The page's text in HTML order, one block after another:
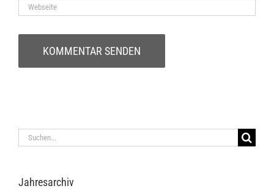
Suche
Jah­res­ar­chiv